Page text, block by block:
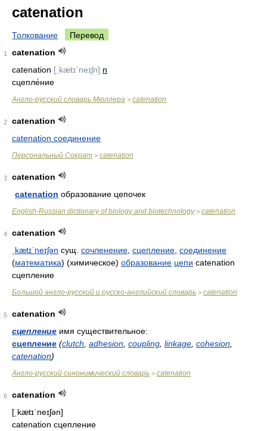
catenation
Толкование Перевод
1
catenation
catenation [ˏkætɪˊneɪʃn] n
сцепле́ние
Англо-русский словарь Мюллера > catenation
2
catenation
catenation соединение
Персональный Сократ > catenation
3
catenation
catenation образование цепочек
English-Russian dictionary of biology and biotechnology> catenation
4
catenation
ˌkætɪˈneɪʃən сущ. сочленение сцепление соединение
(математика) (химическое) образование цепи catenation
сцепление
Большой англо-русский и русско-английский словарь > catenation
5
catenation
сцепление имя существительное:
сцепление (clutch adhesion coupling linkage cohesion
catenation)
Англо-русский синонимический словарь > catenation
6
catenation
[ˌkætɪˈneɪʃən]
catenation сцепление